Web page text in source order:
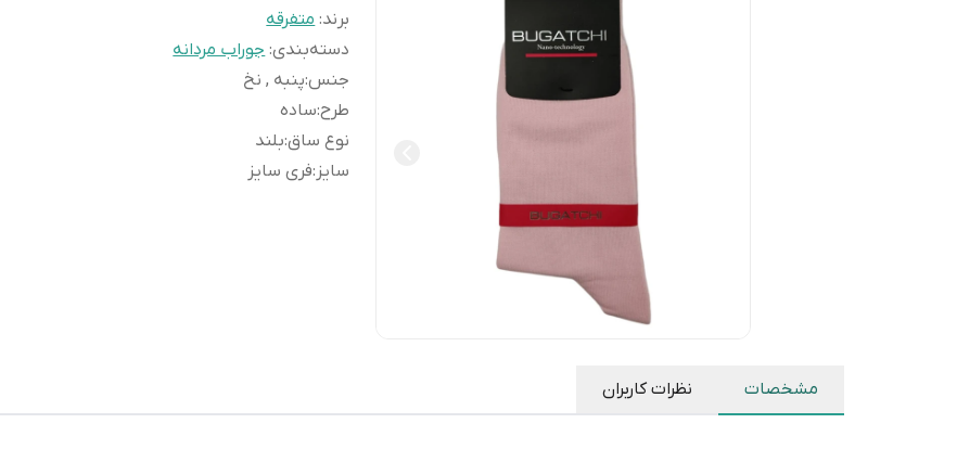
برند: متفرقه
دسته‌بندی:جوراب مردانه
جنس:پنبه , نخ
طرح:ساده
نوع ساق:بلند
سایز :فری سایز
مشخصات نظرات کاربران